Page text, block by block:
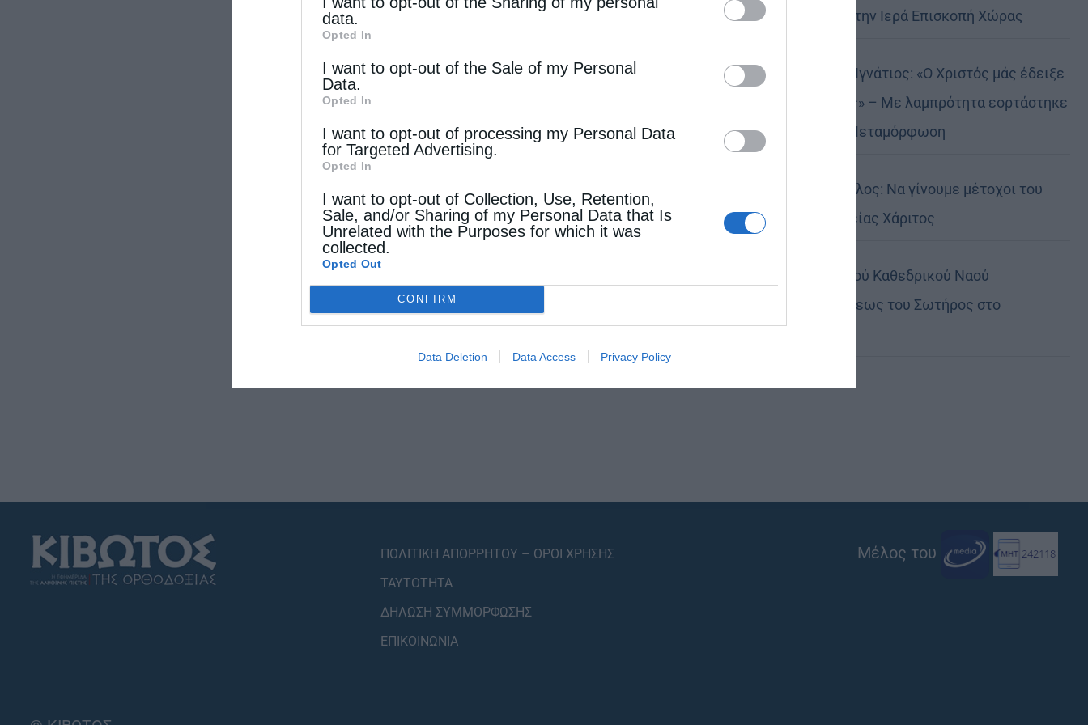
data.
Opted In
I want to opt-out of the Sale of my Personal
Data.
Opted In
I want to opt-out of processing my Personal Data
for Targeted Advertising.
Opted In
I want to opt-out of Collection, Use, Retention,
Sale, and/or Sharing of my Personal Data that Is
Unrelated with the Purposes for which it was
collected.
Opted Out
CONFIRM
Data Deletion Data Access Privacy Policy
Αυστραλίας στην Ιερά Επισκοπή Χώρας
Δημητριάδος Ιγνάτιος: «Ο Χριστός μάς έδειξε
το μέλλον μας» – Με λαμπρότητα εορτάστηκε
στον Βόλο η Μεταμόρφωση
Κορίνθου Παύλος: Να γίνουμε μέτοχοι του
φωτός της Θείας Χάριτος
Πανήγυρη Ιερού Καθεδρικού Ναού
Μεταμορφώσεως του Σωτήρος στο
ΠΟΛΙΤΙΚΗ ΑΠΟΡΡΗΤΟΥ – ΟΡΟΙ ΧΡΗΣΗΣ
ΤΑΥΤΟΤΗΤΑ
ΔΗΛΩΣΗ ΣΥΜΜΟΡΦΩΣΗΣ
ΕΠΙΚΟΙΝΩΝΙΑ
Μέλος του